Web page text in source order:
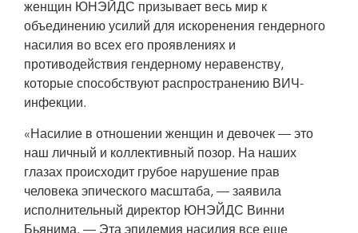
женщин ЮНЭЙДС призывает весь мир к
объединению усилий для искоренения гендерного
насилия во всех его проявлениях и
противодействия гендерному неравенству,
которые способствуют распространению ВИЧ-
инфекции.
«Насилие в отношении женщин и девочек — это
наш личный и коллективный позор. На наших
глазах происходит грубое нарушение прав
человека эпического масштаба, — заявила
исполнительный директор ЮНЭЙДС Винни